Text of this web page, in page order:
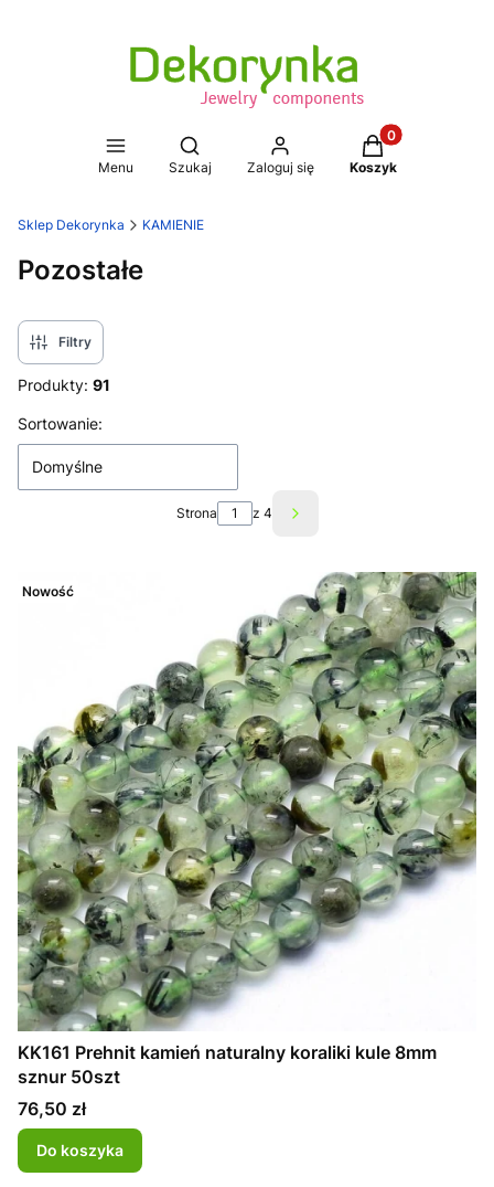
Menu
Otwórz wyszukiwarkę
Szukaj Zaloguj się
Produkty w
Koszyk
Sklep Dekorynka KAMIENIE
Pozostałe
Filtry
Produkty: 91
Lista produktów
Sortowanie:
Domyślne
Strona z 4 Następne produkty
Nowość
KK161 Prehnit kamień naturalny koraliki kule 8mm
sznur 50szt
Cena
76,50 zł
Do koszyka